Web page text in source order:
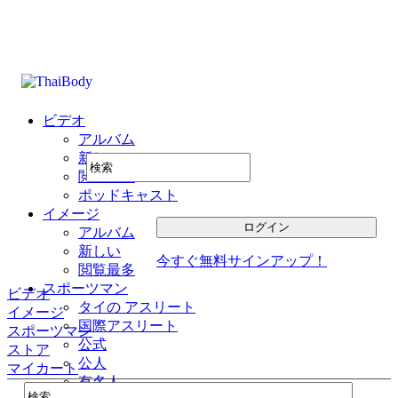
ビデオ
アルバム
新しい
閲覧最多
ポッドキャスト
イメージ
アルバム
新しい
閲覧最多
スポーツマン
タイの アスリート
国際アスリート
公式
公人
有名人
今すぐ無料サインアップ！
ビデオ
イメージ
スポーツマン
ストア
マイカート